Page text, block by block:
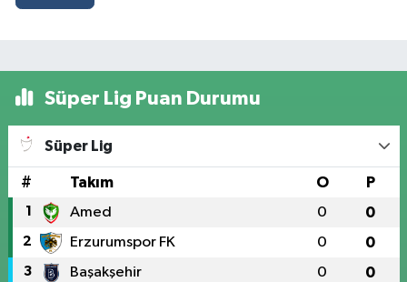
Süper Lig Puan Durumu
Süper Lig
# Takım O P
1 Amed 0 0
2 Erzurumspor FK 0 0
3 Başakşehir 0 0